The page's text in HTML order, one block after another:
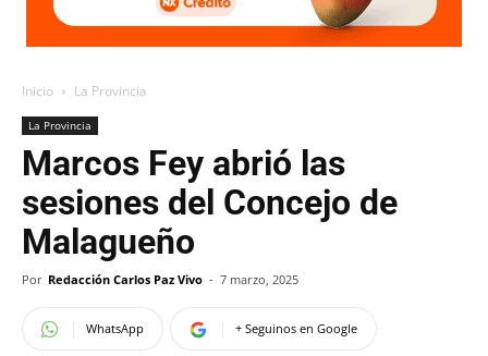
Inicio La Provincia
La Provincia
Marcos Fey abrió las
sesiones del Concejo de
Malagueño
Por Redacción Carlos Paz Vivo - 7 marzo, 2025
WhatsApp + Seguinos en Google